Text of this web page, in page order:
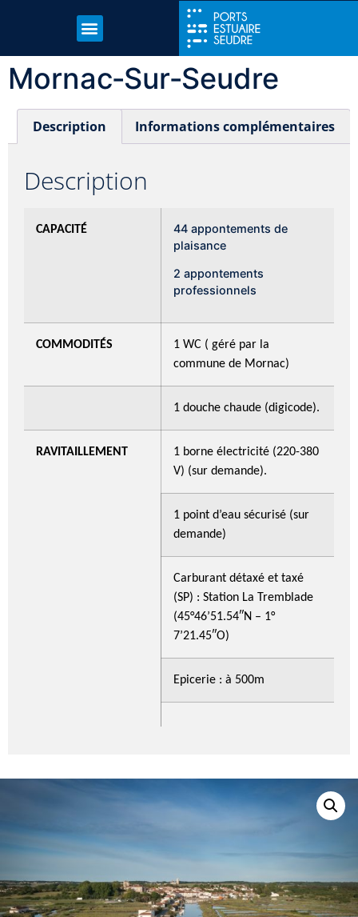
Mornac‑sur‑Seudre
Description Informations complémentaires
Description
CAPACITÉ
44 appontements de
plaisance
2 appontements
professionnels
COMMODITÉS
1 WC ( géré par la
commune de Mornac)
1 douche chaude (digicode).
RAVITAILLEMENT
1 borne électricité (220-380
V) (sur demande).
1 point d’eau sécurisé (sur
demande)
Carburant détaxé et taxé
(SP) : Station La Tremblade
(45°46’51.54″N – 1°
7’21.45″O)
Epicerie : à 500m